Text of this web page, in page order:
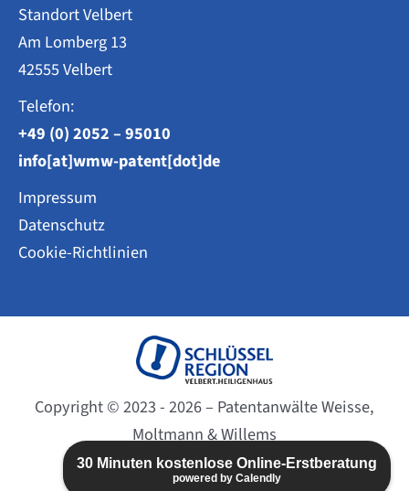
30 Minuten kostenlose Online-Erstberatung
powered by Calendly
Standort Velbert
Am Lomberg 13
42555 Velbert
Telefon:
+49 (0) 2052 – 95010
info[at]wmw-patent[dot]de
Impressum
Datenschutz
Cookie-Richtlinien
Copyright © 2023 - 2026 – Patentanwälte Weisse,
Moltmann & Willems
Website created byBC-DESIGN